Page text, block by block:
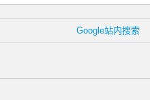
Google站内搜索